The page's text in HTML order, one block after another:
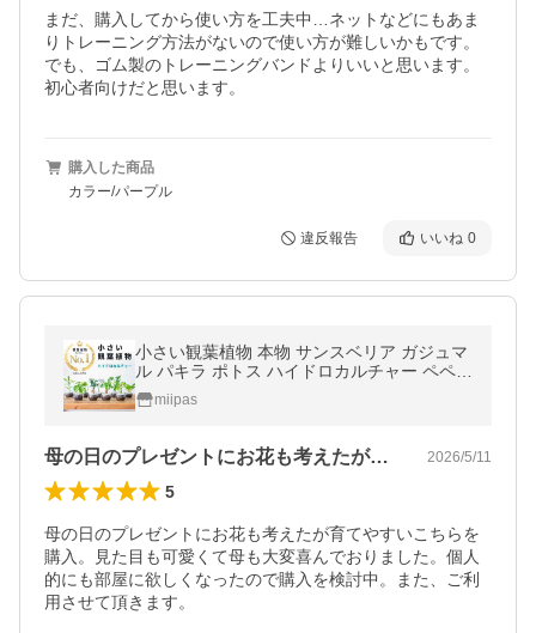
まだ、購入してから使い方を工夫中…ネットなどにもあま
りトレーニング方法がないので使い方が難しいかもです。
でも、ゴム製のトレーニングバンドよりいいと思います。
初心者向けだと思います。
購入した商品
カラー/パープル
違反報告 いいね 0
小さい観葉植物 本物 サンスベリア ガジュマ
ル パキラ ポトス ハイドロカルチャー ペペロ
ミア ミリオンバンブー おしゃれ ドラセナ ミ
ニ コーヒーの木 アイビー
miipas
母の日のプレゼントにお花も考えたが育て… 2026/5/11
5
母の日のプレゼントにお花も考えたが育てやすいこちらを
購入。見た目も可愛くて母も大変喜んでおりました。個人
的にも部屋に欲しくなったので購入を検討中。また、ご利
用させて頂きます。